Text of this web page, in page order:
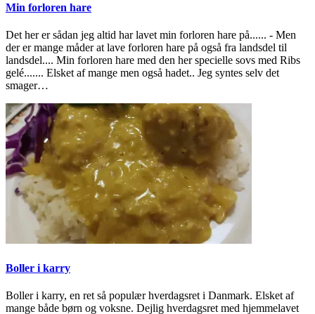
Min forloren hare
Det her er sådan jeg altid har lavet min forloren hare på...... - Men
der er mange måder at lave forloren hare på også fra landsdel til
landsdel.... Min forloren hare med den her specielle sovs med Ribs
gelé....... Elsket af mange men også hadet.. Jeg syntes selv det
smager…
Boller i karry
Boller i karry, en ret så populær hverdagsret i Danmark. Elsket af
mange både børn og voksne. Dejlig hverdagsret med hjemmelavet